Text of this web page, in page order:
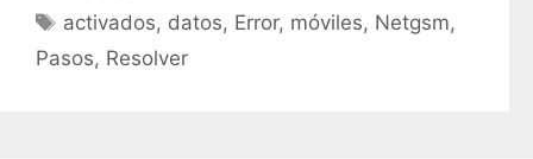
e
E
activados, datos, Error, móviles, Netgsm,
Pasos, Resolver